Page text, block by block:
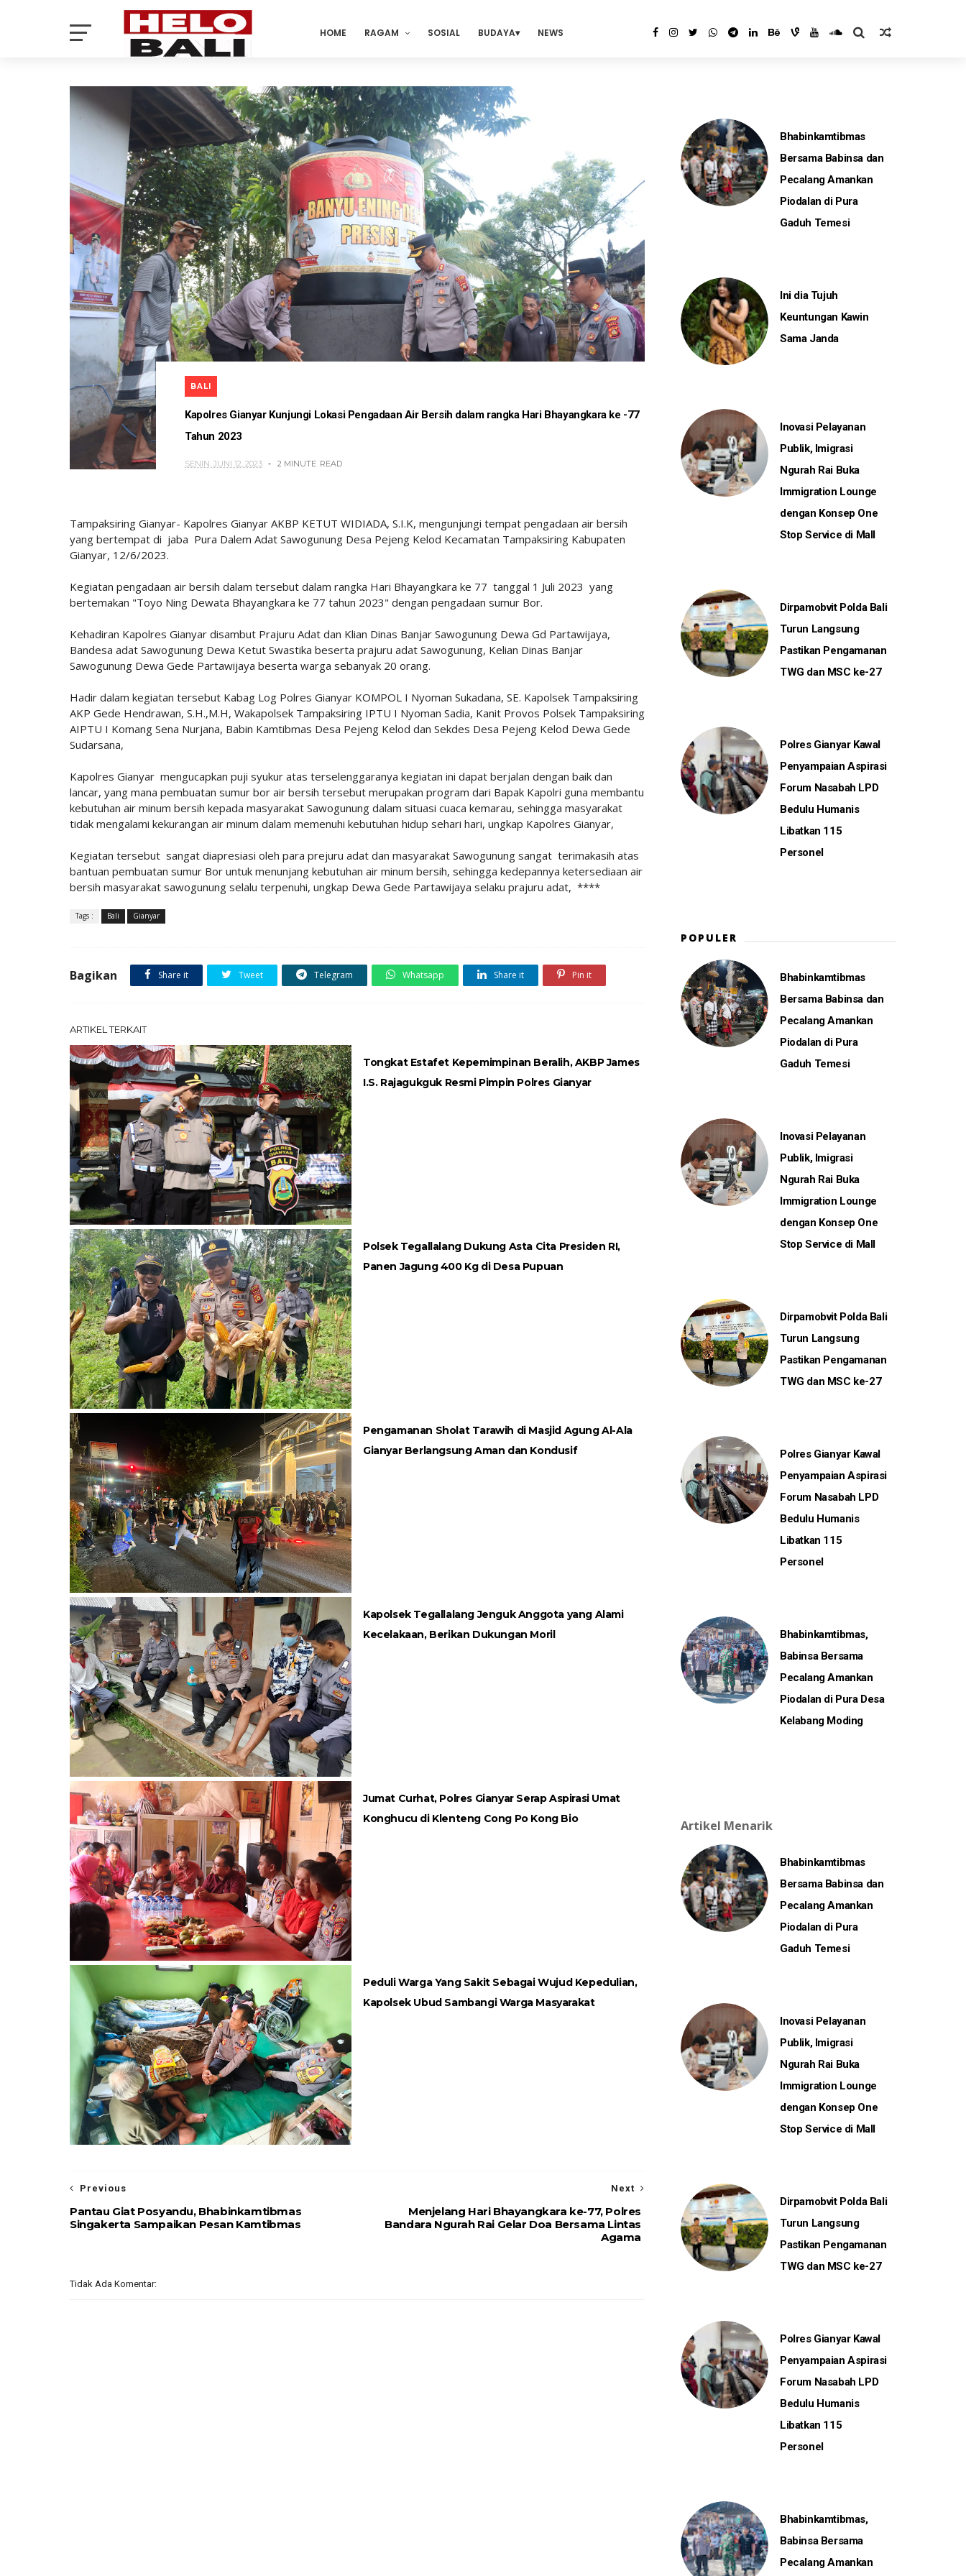
HOME RAGAM SOSIAL BUDAYA NEWS
BALI
Kapolres Gianyar Kunjungi Lokasi Pengadaan Air Bersih dalam rangka Hari Bhayangkara ke -77
Tahun 2023
SENIN, JUNI 12, 2023 2 MINUTE READ
Tampaksiring Gianyar- Kapolres Gianyar AKBP KETUT WIDIADA, S.I.K, mengunjungi tempat pengadaan air bersih
yang bertempat di jaba Pura Dalem Adat Sawogunung Desa Pejeng Kelod Kecamatan Tampaksiring Kabupaten
Gianyar, 12/6/2023.
Kegiatan pengadaan air bersih dalam tersebut dalam rangka Hari Bhayangkara ke 77 tanggal 1 Juli 2023 yang
bertemakan "Toyo Ning Dewata Bhayangkara ke 77 tahun 2023" dengan pengadaan sumur Bor.
Kehadiran Kapolres Gianyar disambut Prajuru Adat dan Klian Dinas Banjar Sawogunung Dewa Gd Partawijaya,
Bandesa adat Sawogunung Dewa Ketut Swastika beserta prajuru adat Sawogunung, Kelian Dinas Banjar
Sawogunung Dewa Gede Partawijaya beserta warga sebanyak 20 orang.
Hadir dalam kegiatan tersebut Kabag Log Polres Gianyar KOMPOL I Nyoman Sukadana, SE. Kapolsek Tampaksiring
AKP Gede Hendrawan, S.H.,M.H, Wakapolsek Tampaksiring IPTU I Nyoman Sadia, Kanit Provos Polsek Tampaksiring
AIPTU I Komang Sena Nurjana, Babin Kamtibmas Desa Pejeng Kelod dan Sekdes Desa Pejeng Kelod Dewa Gede
Sudarsana,
Kapolres Gianyar mengucapkan puji syukur atas terselenggaranya kegiatan ini dapat berjalan dengan baik dan
lancar, yang mana pembuatan sumur bor air bersih tersebut merupakan program dari Bapak Kapolri guna membantu
kebutuhan air minum bersih kepada masyarakat Sawogunung dalam situasi cuaca kemarau, sehingga masyarakat
tidak mengalami kekurangan air minum dalam memenuhi kebutuhan hidup sehari hari, ungkap Kapolres Gianyar,
Kegiatan tersebut sangat diapresiasi oleh para prejuru adat dan masyarakat Sawogunung sangat terimakasih atas
bantuan pembuatan sumur Bor untuk menunjang kebutuhan air minum bersih, sehingga kedepannya ketersediaan air
bersih masyarakat sawogunung selalu terpenuhi, ungkap Dewa Gede Partawijaya selaku prajuru adat, ****
Tags : Bali Gianyar
Bagikan Share it Tweet Telegram Whatsapp Share it Pin it
ARTIKEL TERKAIT
Tongkat Estafet Kepemimpinan Beralih, AKBP James
I.S. Rajagukguk Resmi Pimpin Polres Gianyar
Polsek Tegallalang Dukung Asta Cita Presiden RI,
Panen Jagung 400 Kg di Desa Pupuan
Pengamanan Sholat Tarawih di Masjid Agung Al-Ala
Gianyar Berlangsung Aman dan Kondusif
Kapolsek Tegallalang Jenguk Anggota yang Alami
Kecelakaan, Berikan Dukungan Moril
Jumat Curhat, Polres Gianyar Serap Aspirasi Umat
Konghucu di Klenteng Cong Po Kong Bio
Peduli Warga Yang Sakit Sebagai Wujud Kepedulian,
Kapolsek Ubud Sambangi Warga Masyarakat
Next
Menjelang Hari Bhayangkara ke-77, Polres
Bandara Ngurah Rai Gelar Doa Bersama Lintas
Agama
Previous
Pantau Giat Posyandu, Bhabinkamtibmas
Singakerta Sampaikan Pesan Kamtibmas
Tidak Ada Komentar:
Bhabinkamtibmas
Bersama Babinsa dan
Pecalang Amankan
Piodalan di Pura
Gaduh Temesi
Ini dia Tujuh
Keuntungan Kawin
Sama Janda
Inovasi Pelayanan
Publik, Imigrasi
Ngurah Rai Buka
Immigration Lounge
dengan Konsep One
Stop Service di Mall
Dirpamobvit Polda Bali
Turun Langsung
Pastikan Pengamanan
TWG dan MSC ke-27
Polres Gianyar Kawal
Penyampaian Aspirasi
Forum Nasabah LPD
Bedulu Humanis
Libatkan 115
Personel
POPULER
Bhabinkamtibmas
Bersama Babinsa dan
Pecalang Amankan
Piodalan di Pura
Gaduh Temesi
Inovasi Pelayanan
Publik, Imigrasi
Ngurah Rai Buka
Immigration Lounge
dengan Konsep One
Stop Service di Mall
Dirpamobvit Polda Bali
Turun Langsung
Pastikan Pengamanan
TWG dan MSC ke-27
Polres Gianyar Kawal
Penyampaian Aspirasi
Forum Nasabah LPD
Bedulu Humanis
Libatkan 115
Personel
Bhabinkamtibmas,
Babinsa Bersama
Pecalang Amankan
Piodalan di Pura Desa
Kelabang Moding
Artikel Menarik
Bhabinkamtibmas
Bersama Babinsa dan
Pecalang Amankan
Piodalan di Pura
Gaduh Temesi
Inovasi Pelayanan
Publik, Imigrasi
Ngurah Rai Buka
Immigration Lounge
dengan Konsep One
Stop Service di Mall
Dirpamobvit Polda Bali
Turun Langsung
Pastikan Pengamanan
TWG dan MSC ke-27
Polres Gianyar Kawal
Penyampaian Aspirasi
Forum Nasabah LPD
Bedulu Humanis
Libatkan 115
Personel
Bhabinkamtibmas,
Babinsa Bersama
Pecalang Amankan